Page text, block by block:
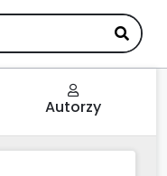
Autorzy